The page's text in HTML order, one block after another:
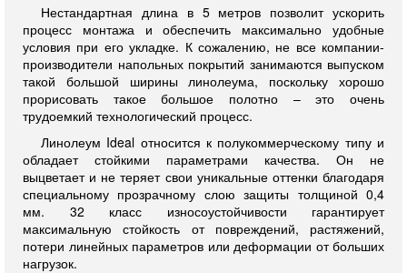
Нестандартная длина в 5 метров позволит ускорить
процесс монтажа и обеспечить максимально удобные
условия при его укладке. К сожалению, не все компании-
производители напольных покрытий занимаются выпуском
такой большой ширины линолеума, поскольку хорошо
прорисовать такое большое полотно – это очень
трудоемкий технологический процесс.
Линолеум Ideal относится к полукоммерческому типу и
обладает стойкими параметрами качества. Он не
выцветает и не теряет свои уникальные оттенки благодаря
специальному прозрачному слою защиты толщиной 0,4
мм. 32 класс износоустойчивости гарантирует
максимальную стойкость от повреждений, растяжений,
потери линейных параметров или деформации от больших
нагрузок.